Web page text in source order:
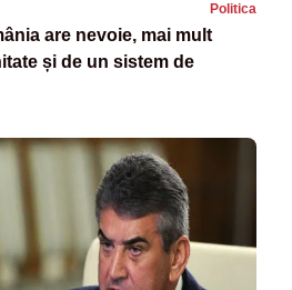
Politica
are nevoie, mai mult
și de un sistem de